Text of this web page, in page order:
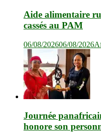
Aide alimentaire
cassés au PAM
06/08/202606/08/2026
Journée
honore son